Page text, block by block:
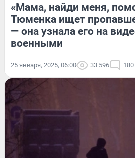
«Мама, найди меня,
Тюменка ищет
— она узнала его на
военными
25 января, 2025, 06:00 33 596 180